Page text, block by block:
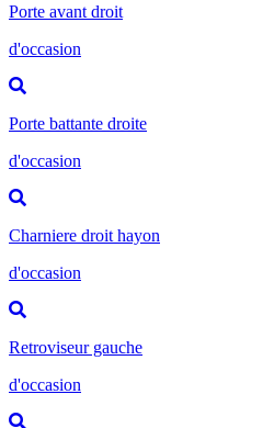
Porte avant droit
d'occasion
Porte battante droite
d'occasion
Charniere droit hayon
d'occasion
Retroviseur gauche
d'occasion